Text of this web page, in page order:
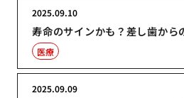
寿命のサインかも？差し歯から
2025.09.10
医療
2025.09.09